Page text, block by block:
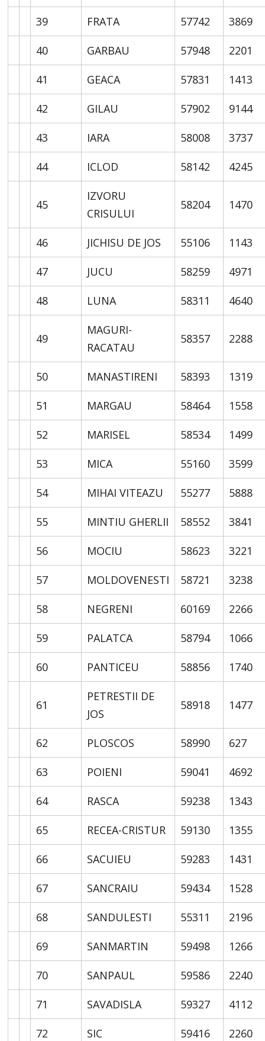
39 FRATA 57742 3869
40 GARBAU 57948 2201
41 GEACA 57831 1413
42 GILAU 57902 9144
43 IARA 58008 3737
44 ICLOD 58142 4245
45
IZVORU
CRISULUI
58204 1470
46 JICHISU DE JOS 55106 1143
47 JUCU 58259 4971
48 LUNA 58311 4640
49
MAGURI-
RACATAU
58357 2288
50 MANASTIRENI 58393 1319
51 MARGAU 58464 1558
52 MARISEL 58534 1499
53 MICA 55160 3599
54 MIHAI VITEAZU 55277 5888
55 MINTIU GHERLII 58552 3841
56 MOCIU 58623 3221
57 MOLDOVENESTI 58721 3238
58 NEGRENI 60169 2266
59 PALATCA 58794 1066
60 PANTICEU 58856 1740
61
PETRESTII DE
JOS
58918 1477
62 PLOSCOS 58990 627
63 POIENI 59041 4692
64 RASCA 59238 1343
65 RECEA-CRISTUR 59130 1355
66 SACUIEU 59283 1431
67 SANCRAIU 59434 1528
68 SANDULESTI 55311 2196
69 SANMARTIN 59498 1266
70 SANPAUL 59586 2240
71 SAVADISLA 59327 4112
72 SIC 59416 2260